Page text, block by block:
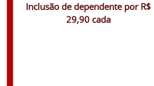
Inclusão de dependente por R$
29,90 cada